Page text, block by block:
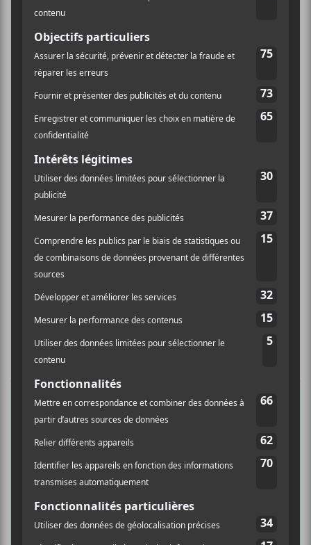
Voir Lieu site web
Cheap Trick + Rod
Stewart
Blesse au Quai des Brumes | 25
août
Ne manquez pas les dernières
nouvelles!
Abonnez-vous à l’infolettre du Canal
Auditif pour tout savoir de l’actualité
musicale, découvrir vos nouveaux
albums préférés et revivre les
concerts de la veille.